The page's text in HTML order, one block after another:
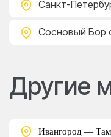
Санкт-
Сосновый Бор
Другие
Ивангород —